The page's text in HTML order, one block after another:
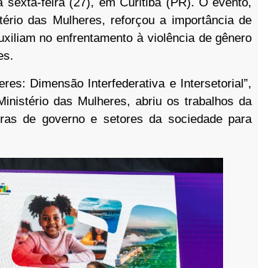
das Mulheres, reforçou a importância de
no enfrentamento à violência de gênero
Dimensão Interfederativa e Intersetorial”,
das Mulheres, abriu os trabalhos da
de governo e setores da sociedade para